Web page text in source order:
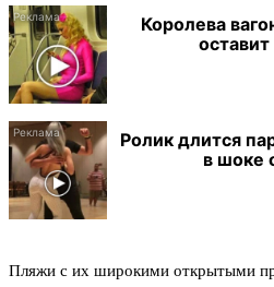
Королева
Ролик длится
в шоке
Пляжи с их широкими открытыми